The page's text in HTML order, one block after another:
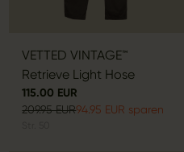
VETTED VINTAGE™
Retrieve Light Hose
115.00 EUR
209.95 EUR94.95 EUR sparen